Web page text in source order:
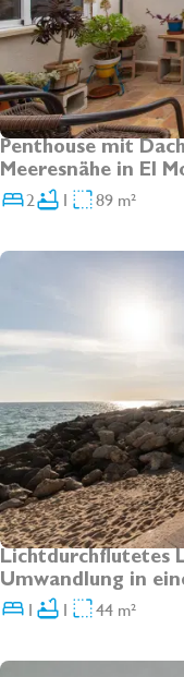
Penthouse mit
Meeresnähe in El
2 1 89 m²
Lichtdurchflutetes
Umwandlung in
verkaufen
1 1 44 m²